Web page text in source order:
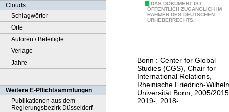
Clouds
Schlagwörter
Orte
Autoren / Beteiligte
Verlage
Jahre
Weitere E-Pflichtsammlungen
Publikationen aus dem
Regierungsbezirk Düsseldorf
DAS DOKUMENT IST
ÖFFENTLICH ZUGÄNGLICH IM
RAHMEN DES DEUTSCHEN
URHEBERRECHTS.
o
w
e
r
Bonn : Center for Global
Studies (CGS), Chair for
International Relations,
Rheinische Friedrich-
Universität Bonn, 2005/
2019-, 2018-